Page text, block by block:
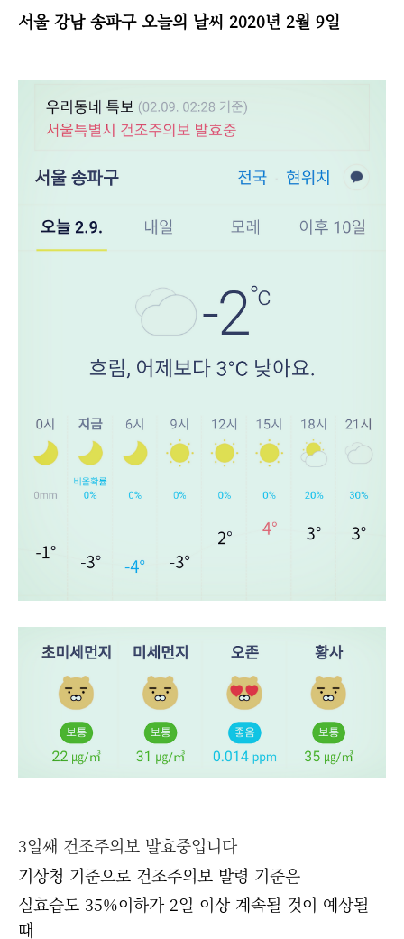
서울 강남 송파구 오늘의 날씨 2020년 2월 9일
3일째 건조주의보 발효중입니다
기상청 기준으로 건조주의보 발령 기준은
실효습도 35%이하가 2일 이상 계속될 것이 예상될
때